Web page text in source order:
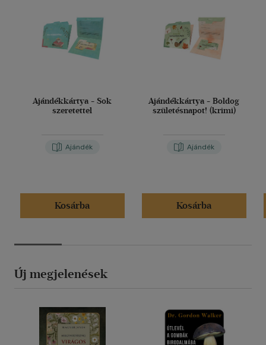
Ajándékkártya - Sok
szeretettel
Ajándék
Kosárba
Ajándékkártya - Boldog
születésnapot! (krimi)
Ajándék
Kosárba
Új megjelenések